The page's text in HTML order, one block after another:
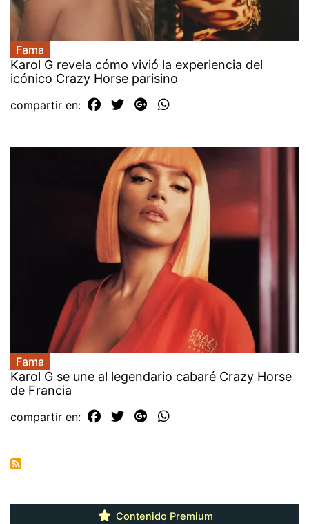
Fama
Karol G revela cómo vivió la experiencia del
icónico Crazy Horse parisino
compartir en:
Fama
Karol G se une al legendario cabaré Crazy Horse
de Francia
compartir en:
Contenido Premium